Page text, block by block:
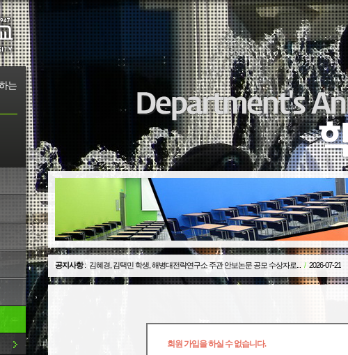
는
공지사항: 김혜경, 김택민 학생, 해병대전략연구소 주관 안보논문 공모 수상자로... / 2026-07-21
회원 가입을 하실 수 없습니다.